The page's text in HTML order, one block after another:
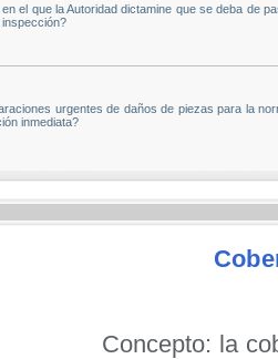
el que la Autoridad dictamine que se deba de
urgentes de daños de piezas para la
inmediata?
Concepto: la